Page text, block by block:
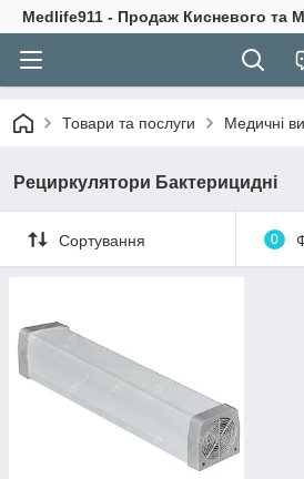
Medlife911 - Продаж Кисневого та
Товари та послуги Медичні
Рециркулятори Бактерицидні
Сортування 0